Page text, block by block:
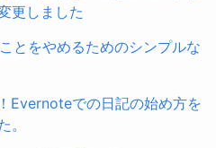
更しました
とをやめるためのシンプルな
Evernoteでの日記の始め方を
。